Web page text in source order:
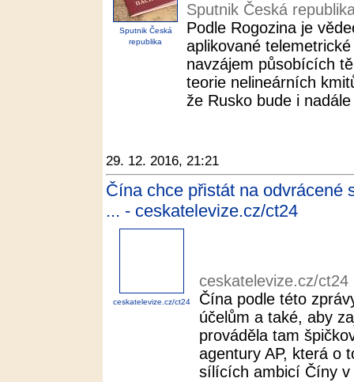
Sputnik Česká
republika
Sputnik Česká
Podle Rogozina je
aplikované
navzájem působících
teorie nelineárních
že Rusko bude i
29. 12. 2016, 21:21
Čína chce přistát na odvrácené
... - ceskatelevize.cz/ct24
ceskatelevize.cz/ct24
ceskatelevize.cz/ct24
Čína podle této
účelům a také, aby
prováděla tam
agentury AP, která o
sílících ambicí Číny v